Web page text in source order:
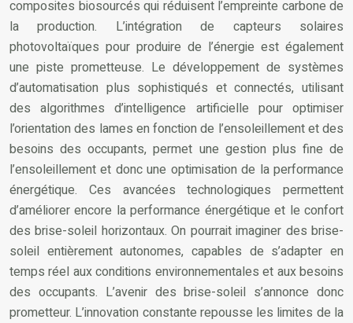
composites biosourcés qui réduisent l’empreinte carbone de
la production. L’intégration de capteurs solaires
photovoltaïques pour produire de l’énergie est également
une piste prometteuse. Le développement de systèmes
d’automatisation plus sophistiqués et connectés, utilisant
des algorithmes d’intelligence artificielle pour optimiser
l’orientation des lames en fonction de l’ensoleillement et des
besoins des occupants, permet une gestion plus fine de
l’ensoleillement et donc une optimisation de la performance
énergétique. Ces avancées technologiques permettent
d’améliorer encore la performance énergétique et le confort
des brise-soleil horizontaux. On pourrait imaginer des brise-
soleil entièrement autonomes, capables de s’adapter en
temps réel aux conditions environnementales et aux besoins
des occupants. L’avenir des brise-soleil s’annonce donc
prometteur. L’innovation constante repousse les limites de la